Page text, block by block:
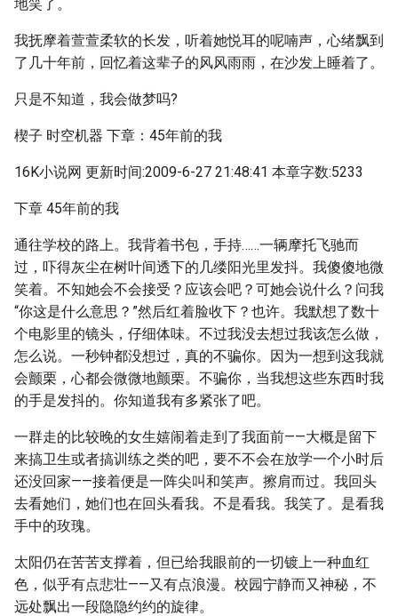
地笑了。
我抚摩着萱萱柔软的长发，听着她悦耳的呢喃声，心绪飘到
了几十年前，回忆着这辈子的风风雨雨，在沙发上睡着了。
只是不知道，我会做梦吗?
楔子 时空机器 下章：45年前的我
16K小说网 更新时间:2009-6-27 21:48:41 本章字数:5233
下章 45年前的我
通往学校的路上。我背着书包，手持……一辆摩托飞驰而
过，吓得灰尘在树叶间透下的几缕阳光里发抖。我傻傻地微
笑着。不知她会不会接受？应该会吧？可她会说什么？问我
“你这是什么意思？”然后红着脸收下？也许。我默想了数十
个电影里的镜头，仔细体味。不过我没去想过我该怎么做，
怎么说。一秒钟都没想过，真的不骗你。因为一想到这我就
会颤栗，心都会微微地颤栗。不骗你，当我想这些东西时我
的手是发抖的。你知道我有多紧张了吧。
一群走的比较晚的女生嬉闹着走到了我面前——大概是留下
来搞卫生或者搞训练之类的吧，要不不会在放学一个小时后
还没回家——接着便是一阵尖叫和笑声。擦肩而过。我回头
去看她们，她们也在回头看我。不是看我。我笑了。是看我
手中的玫瑰。
太阳仍在苦苦支撑着，但已给我眼前的一切镀上一种血红
色，似乎有点悲壮——又有点浪漫。校园宁静而又神秘，不
远处飘出一段隐隐约约的旋律。